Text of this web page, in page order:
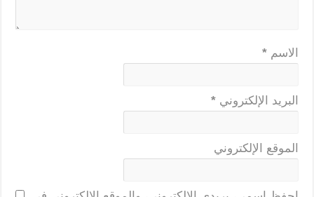
الاسم *
البريد الإلكتروني *
الموقع الإلكتروني